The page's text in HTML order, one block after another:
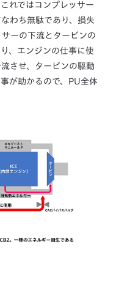
れではコンプレッサー
わち無駄であり、損失
ーの下流とタービンの
、エンジンの仕事に使
させ、タービンの駆動
が助かるので、PU全体